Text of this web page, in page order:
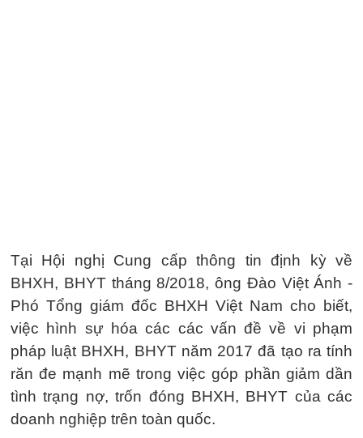
Tại Hội nghị Cung cấp thông tin định kỳ về
BHXH, BHYT tháng 8/2018, ông Đào Việt Ánh -
Phó Tổng giám đốc BHXH Việt Nam cho biết,
việc hình sự hóa các các vấn đề về vi phạm
pháp luật BHXH, BHYT năm 2017 đã tạo ra tính
răn đe mạnh mẽ trong việc góp phần giảm dần
tình trạng nợ, trốn đóng BHXH, BHYT của các
doanh nghiệp trên toàn quốc.